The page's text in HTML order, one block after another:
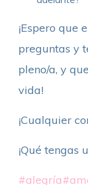
¡Espero que
preguntas y
pleno/a, y
vida!
¡Cualquier
¡Qué tengas
#alegría